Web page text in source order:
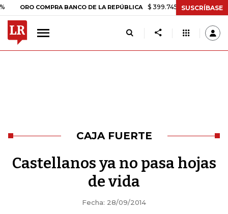
ORO COMPRA BANCO DE LA REPÚBLICA $ 399.745,16 +$ 2.295,71
SUSCRÍBASE
CAJA FUERTE
Castellanos ya no pasa hojas
de vida
Fecha: 28/09/2014